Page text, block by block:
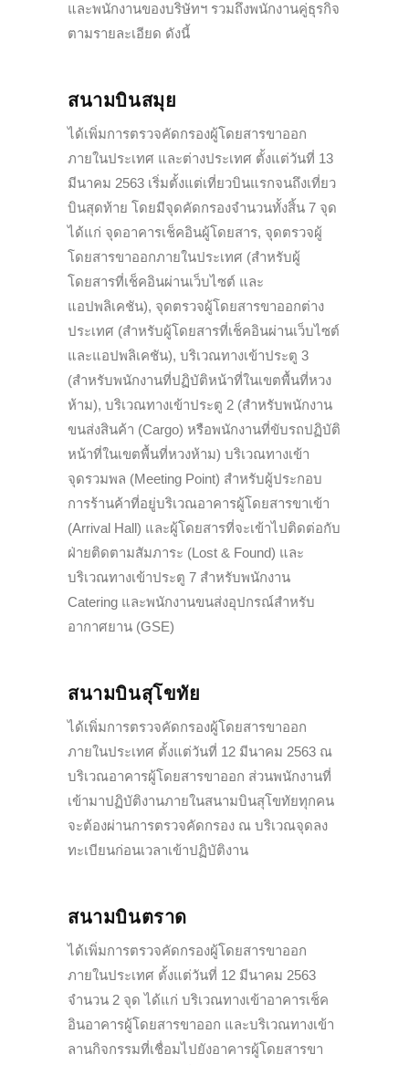
และพนักงานของบริษัทฯ รวมถึงพนักงานคู่ธุรกิจ
ตามรายละเอียด ดังนี้
สนามบินสมุย
ได้เพิ่มการตรวจคัดกรองผู้โดยสารขาออก
ภายในประเทศ และต่างประเทศ ตั้งแต่วันที่ 13
มีนาคม 2563 เริ่มตั้งแต่เที่ยวบินแรกจนถึงเที่ยว
บินสุดท้าย โดยมีจุดคัดกรองจำนวนทั้งสิ้น 7 จุด
ได้แก่ จุดอาคารเช็คอินผู้โดยสาร, จุดตรวจผู้
โดยสารขาออกภายในประเทศ (สำหรับผู้
โดยสารที่เช็คอินผ่านเว็บไซต์ และ
แอปพลิเคชัน), จุดตรวจผู้โดยสารขาออกต่าง
ประเทศ (สำหรับผู้โดยสารที่เช็คอินผ่านเว็บไซต์
และแอปพลิเคชัน), บริเวณทางเข้าประตู 3
(สำหรับพนักงานที่ปฏิบัติหน้าที่ในเขตพื้นที่หวง
ห้าม), บริเวณทางเข้าประตู 2 (สำหรับพนักงาน
ขนส่งสินค้า (Cargo) หรือพนักงานที่ขับรถปฏิบัติ
หน้าที่ในเขตพื้นที่หวงห้าม) บริเวณทางเข้า
จุดรวมพล (Meeting Point) สำหรับผู้ประกอบ
การร้านค้าที่อยู่บริเวณอาคารผู้โดยสารขาเข้า
(Arrival Hall) และผู้โดยสารที่จะเข้าไปติดต่อกับ
ฝ่ายติดตามสัมภาระ (Lost & Found) และ
บริเวณทางเข้าประตู 7 สำหรับพนักงาน
Catering และพนักงานขนส่งอุปกรณ์สำหรับ
อากาศยาน (GSE)
สนามบินสุโขทัย
ได้เพิ่มการตรวจคัดกรองผู้โดยสารขาออก
ภายในประเทศ ตั้งแต่วันที่ 12 มีนาคม 2563 ณ
บริเวณอาคารผู้โดยสารขาออก ส่วนพนักงานที่
เข้ามาปฏิบัติงานภายในสนามบินสุโขทัยทุกคน
จะต้องผ่านการตรวจคัดกรอง ณ บริเวณจุดลง
ทะเบียนก่อนเวลาเข้าปฏิบัติงาน
สนามบินตราด
ได้เพิ่มการตรวจคัดกรองผู้โดยสารขาออก
ภายในประเทศ ตั้งแต่วันที่ 12 มีนาคม 2563
จำนวน 2 จุด ได้แก่ บริเวณทางเข้าอาคารเช็ค
อินอาคารผู้โดยสารขาออก และบริเวณทางเข้า
ลานกิจกรรมที่เชื่อมไปยังอาคารผู้โดยสารขา